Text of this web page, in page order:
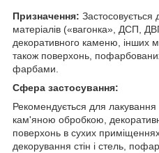
Призначення: Застосовується
матеріалів («вагонка», ДСП,
декоративного каменю, інших
також поверхонь,
фарбами.
Сфера застосування:
Рекомендується для
кам'яною обробкою,
поверхонь в сухих
декорування стін і стель,